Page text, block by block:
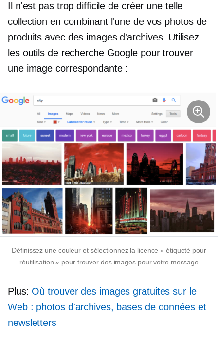
Il n'est pas trop difficile de créer une telle
collection en combinant l'une de vos photos de
produits avec des images d'archives. Utilisez
les outils de recherche Google pour trouver
une image correspondante :
Définissez une couleur et sélectionnez la licence « étiqueté pour
réutilisation » pour trouver des images pour votre message
Plus: Où trouver des images gratuites sur le
Web : photos d'archives, bases de données et
newsletters